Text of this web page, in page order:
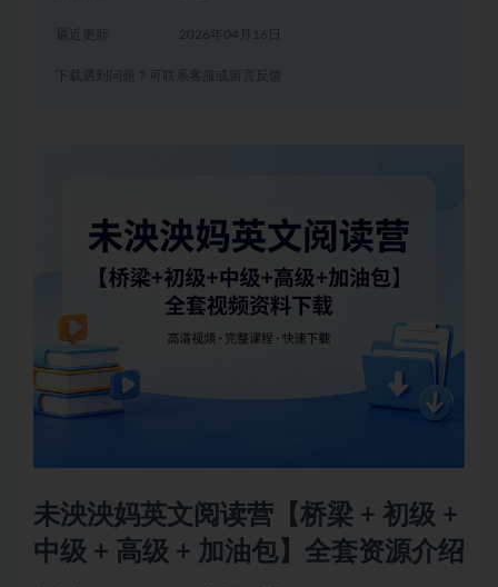
2026年04月16日
下载遇到问题？可联系客服或留言反馈
未泱泱妈英文阅读营【桥梁 + 初级 +
中级 + 高级 + 加油包】全套资源介绍